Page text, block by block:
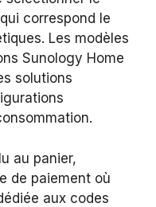
correspond le
Les modèles
Sunology Home
solutions
au panier,
de paiement où
aux codes